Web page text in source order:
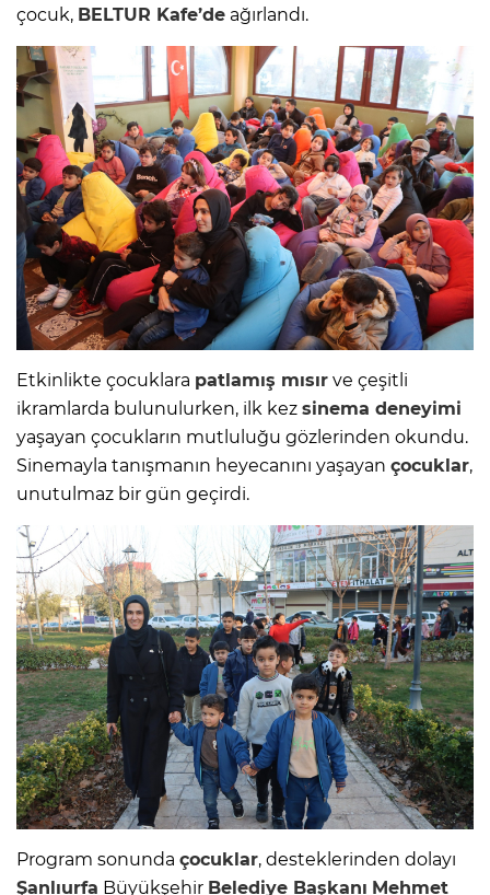
çocuk, BELTUR Kafe’de ağırlandı.
Etkinlikte çocuklara patlamış mısır ve çeşitli
ikramlarda bulunulurken, ilk kez sinema deneyimi
yaşayan çocukların mutluluğu gözlerinden okundu.
Sinemayla tanışmanın heyecanını yaşayan çocuklar,
unutulmaz bir gün geçirdi.
Program sonunda çocuklar, desteklerinden dolayı
Şanlıurfa Büyükşehir Belediye Başkanı Mehmet